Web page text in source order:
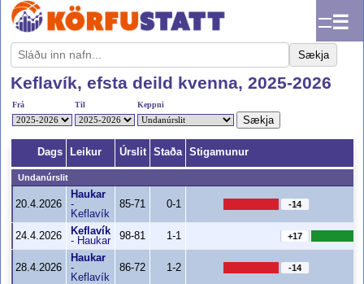
☰
Sækja
Keflavík, efsta deild kvenna, 2025-2026
Frá Til Keppni
Sækja
Dags Leikur Úrslit Staða Stigamunur
Undanúrslit
20.4.2026
Haukar
-
Keflavík
85-71 0-1 -14
24.4.2026
Keflavík
- Haukar 98-81 1-1 +17
28.4.2026
Haukar
-
Keflavík
86-72 1-2 -14